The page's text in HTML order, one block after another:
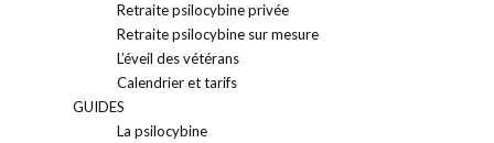
Retraite psilocybine privée
Retraite psilocybine sur mesure
L’éveil des vétérans
Calendrier et tarifs
GUIDES
La psilocybine